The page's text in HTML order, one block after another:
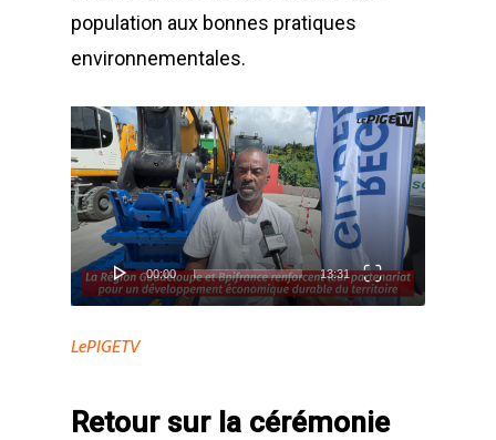
population aux bonnes pratiques
environnementales.
Lecteur
vidéo
00:00 13:31
LePIGETV
Retour sur la cérémonie